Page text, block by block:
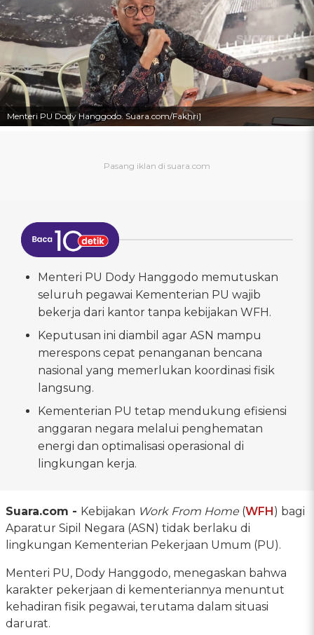
Menteri PU Dody Hanggodo. Suara.com/Fakhri]
Menteri PU Dody Hanggodo memutuskan
seluruh pegawai Kementerian PU wajib
bekerja dari kantor tanpa kebijakan WFH.
Keputusan ini diambil agar ASN mampu
merespons cepat penanganan bencana
nasional yang memerlukan koordinasi fisik
langsung.
Kementerian PU tetap mendukung efisiensi
anggaran negara melalui penghematan
energi dan optimalisasi operasional di
lingkungan kerja.
Suara.com - Kebijakan Work From Home (WFH) bagi
Aparatur Sipil Negara (ASN) tidak berlaku di
lingkungan Kementerian Pekerjaan Umum (PU).
Menteri PU, Dody Hanggodo, menegaskan bahwa
karakter pekerjaan di kementeriannya menuntut
kehadiran fisik pegawai, terutama dalam situasi
darurat.